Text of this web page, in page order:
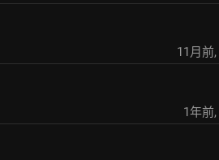
11月前,
1年前,